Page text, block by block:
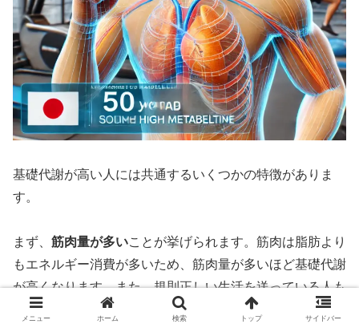
基礎代謝が高い人には共通するいくつかの特徴がありま
す。
まず、 筋肉量が多いことが挙げられます。筋肉は脂肪より
もエネルギー消費が多いため、筋肉量が多いほど基礎代謝
が高くなります。また、規則正しい生活を送っている人も
基礎代謝が高い傾向にあります。十分な睡眠を取り、スト
メニュー ホーム 検索 トップ サイドバー